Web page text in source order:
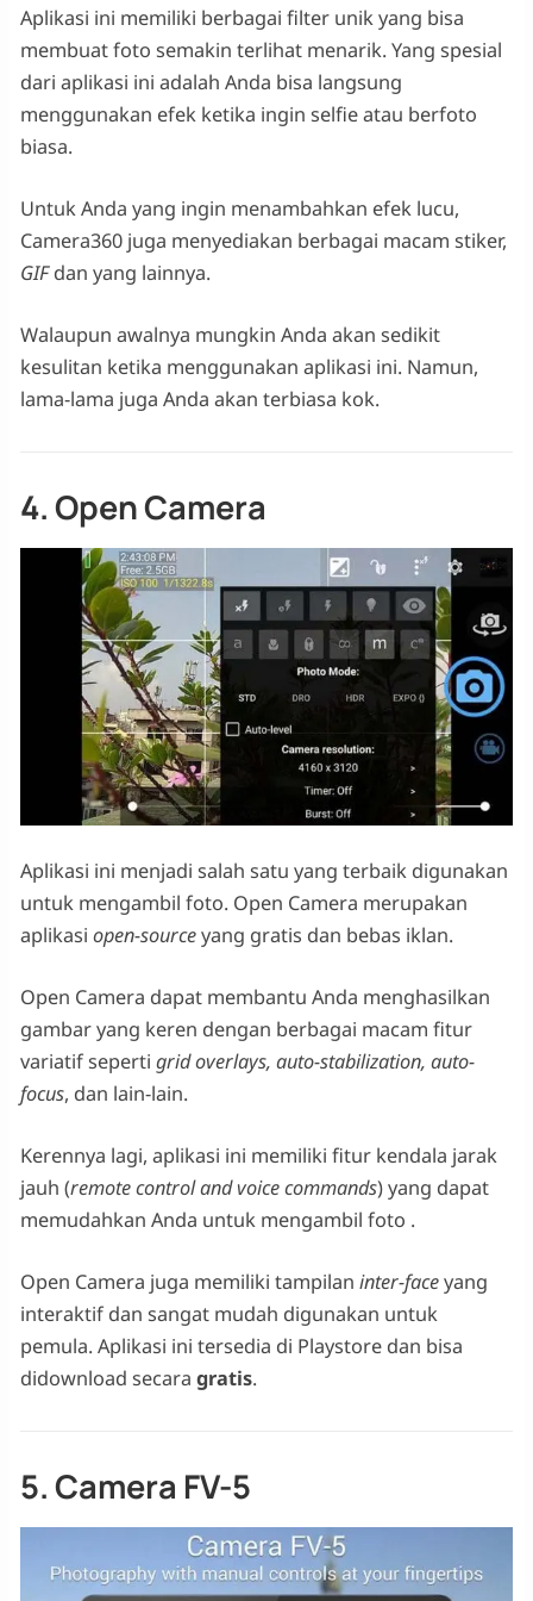
Aplikasi ini memiliki berbagai filter unik yang bisa
membuat foto semakin terlihat menarik. Yang spesial
dari aplikasi ini adalah Anda bisa langsung
menggunakan efek ketika ingin selfie atau berfoto
biasa.
Untuk Anda yang ingin menambahkan efek lucu,
Camera360 juga menyediakan berbagai macam stiker,
GIFdan yang lainnya.
Walaupun awalnya mungkin Anda akan sedikit
kesulitan ketika menggunakan aplikasi ini. Namun,
lama-lama juga Anda akan terbiasa kok.
4. Open Camera
Aplikasi ini menjadi salah satu yang terbaik digunakan
untuk mengambil foto. Open Camera merupakan
aplikasi open-sourceyang gratis dan bebas iklan.
Open Camera dapat membantu Anda menghasilkan
gambar yang keren dengan berbagai macam fitur
variatif seperti grid overlays, auto-stabilization, auto-
focus, dan lain-lain.
Kerennya lagi, aplikasi ini memiliki fitur kendala jarak
jauh (remote control and voice commands) yang dapat
memudahkan Anda untuk mengambil foto .
Open Camera juga memiliki tampilan inter-faceyang
interaktif dan sangat mudah digunakan untuk
pemula. Aplikasi ini tersedia di Playstore dan bisa
didownload secara gratis.
5. Camera FV-5